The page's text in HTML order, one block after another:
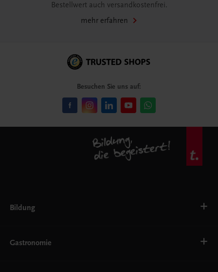
Bestellwert auch versandkostenfrei.
mehr erfahren
Besuchen Sie uns auf:
Bildung
AHS
Gastronomie